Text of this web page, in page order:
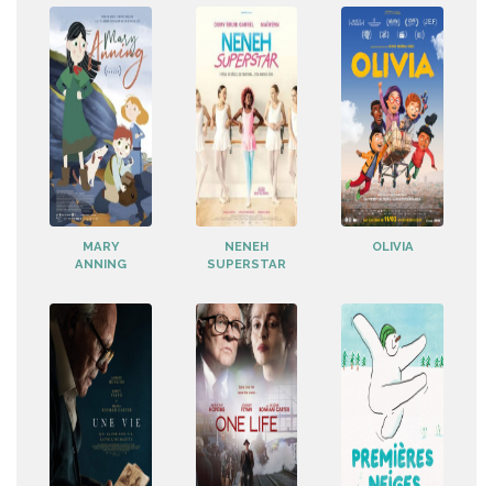
MARY
ANNING
NENEH
SUPERSTAR
OLIVIA